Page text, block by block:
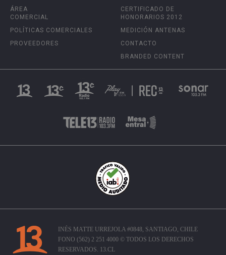
ÁREA
COMERCIAL
POLÍTICAS COMERCIALES
PROVEEDORES
CERTIFICADO DE
HONORARIOS 2012
MEDICIÓN ANTENAS
CONTACTO
BRANDED CONTENT
INÉS MATTE URREJOLA #0848, SANTIAGO, CHILE
FONO (562) 2 251 4000 © TODOS LOS DERECHOS
RESERVADOS. 13.CL